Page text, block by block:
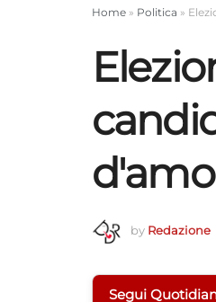
Home » Politica »
by Redazione
Segui